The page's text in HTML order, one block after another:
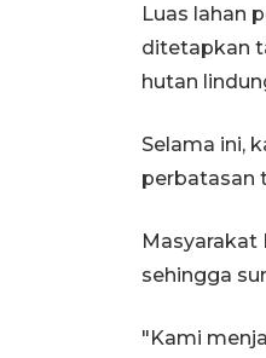
Luas lahan
ditetapkan
hutan
Selama ini,
perbatasan
Masyarakat
sehingga
"Kami